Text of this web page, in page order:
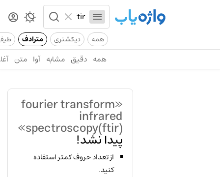
همه دیکشنری مترادف
همه دقیق مشابه آوا متن
«fourier transform
infrared
spectroscopy(ftir)»
پیدا نشد!
از تعداد حروف کمتر استفاده
کنید.